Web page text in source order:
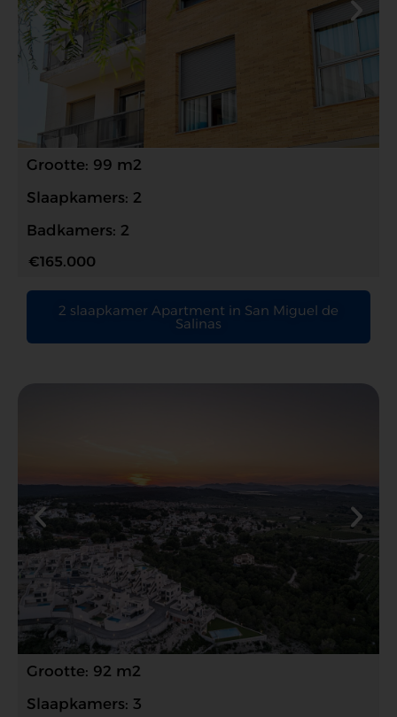
Grootte: 99 m2
Slaapkamers: 2
Badkamers: 2
€165.000
2 slaapkamer Apartment in San Miguel de
Salinas
Grootte: 92 m2
Slaapkamers: 3